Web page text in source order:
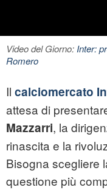
Video del Giorno: Inter:
Romero
Il calciomercato
attesa di
Mazzarri, la
rinascita e la
Bisogna scegliere
questione più